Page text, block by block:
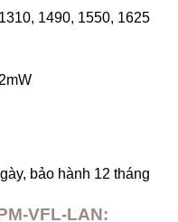
1490, 1550, 1625
2mW
bảo hành 12 tháng
VFL-LAN: